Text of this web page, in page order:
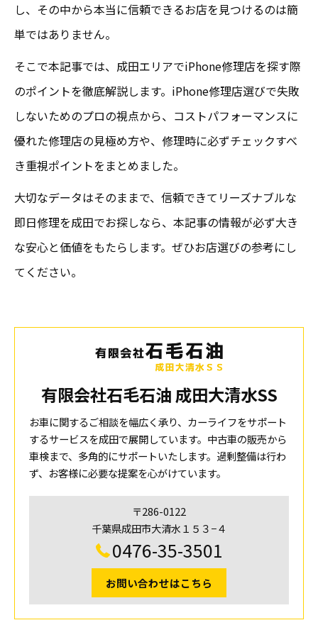
し、その中から本当に信頼できるお店を見つけるのは簡
単ではありません。
そこで本記事では、成田エリアでiPhone修理店を探す際
のポイントを徹底解説します。iPhone修理店選びで失敗
しないためのプロの視点から、コストパフォーマンスに
優れた修理店の見極め方や、修理時に必ずチェックすべ
き重視ポイントをまとめました。
大切なデータはそのままで、信頼できてリーズナブルな
即日修理を成田でお探しなら、本記事の情報が必ず大き
な安心と価値をもたらします。ぜひお店選びの参考にし
てください。
有限会社石毛石油 成田大清水SS
お車に関するご相談を幅広く承り、カーライフをサポート
するサービスを成田で展開しています。中古車の販売から
車検まで、多角的にサポートいたします。過剰整備は行わ
ず、お客様に必要な提案を心がけています。
〒286-0122
千葉県成田市大清水１５３−４
0476-35-3501
お問い合わせはこちら